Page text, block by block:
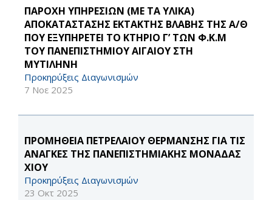
ΠΑΡΟΧΗ ΥΠΗΡΕΣΙΩΝ (ΜΕ ΤΑ ΥΛΙΚΑ)
ΑΠΟΚΑΤΑΣΤΑΣΗΣ ΕΚΤΑΚΤΗΣ ΒΛΑΒΗΣ ΤΗΣ Α/Θ
ΠΟΥ ΕΞΥΠΗΡΕΤΕΙ ΤΟ ΚΤΗΡΙΟ Γ’ ΤΩΝ Φ.Κ.Μ
ΤΟΥ ΠΑΝΕΠΙΣΤΗΜΙΟΥ ΑΙΓΑΙΟΥ ΣΤΗ
ΜΥΤΙΛΗΝΗ
Προκηρύξεις Διαγωνισμών
7 Νοε 2025
ΠΡΟΜΗΘΕΙΑ ΠΕΤΡΕΛΑΙΟΥ ΘΕΡΜΑΝΣΗΣ ΓΙΑ ΤΙΣ
ΑΝΑΓΚΕΣ ΤΗΣ ΠΑΝΕΠΙΣΤΗΜΙΑΚΗΣ ΜΟΝΑΔΑΣ
ΧΙΟΥ
Προκηρύξεις Διαγωνισμών
23 Οκτ 2025